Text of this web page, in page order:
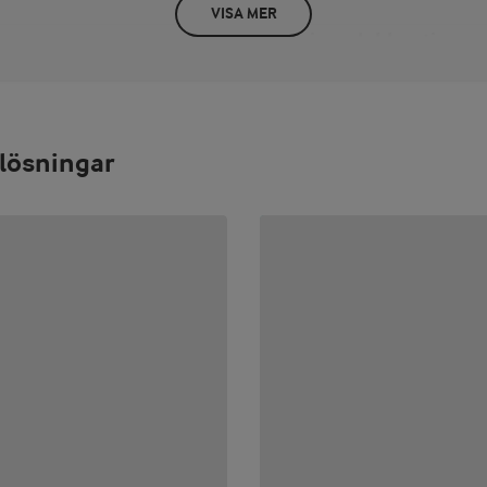
VISA MER
Näringsdeklaration